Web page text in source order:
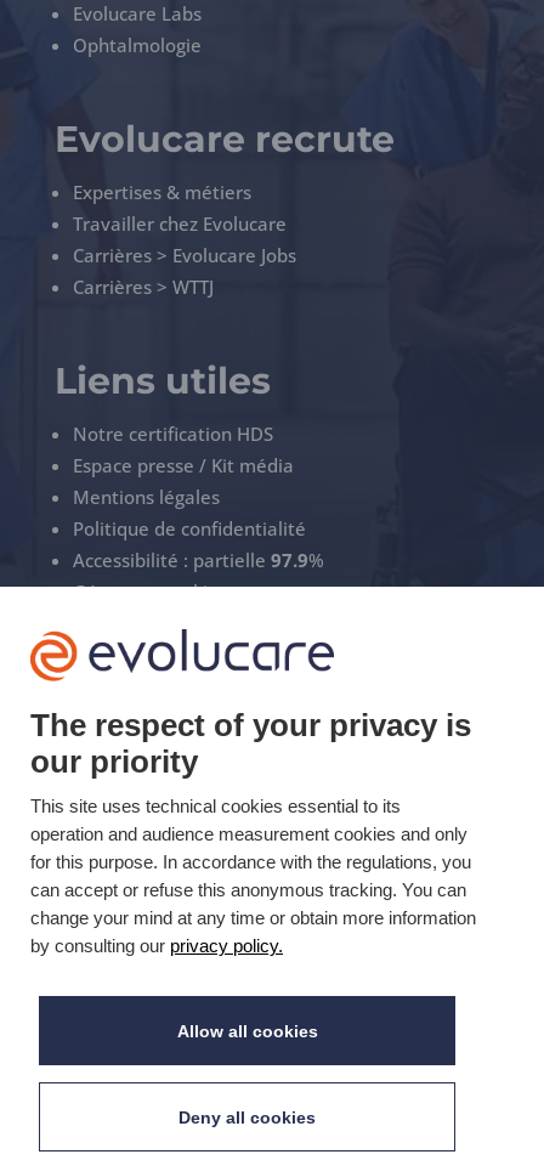
Evolucare Labs
Ophtalmologie
Evolucare recrute
Expertises & métiers
Travailler chez Evolucare
Carrières > Evolucare Jobs
Carrières > WTTJ
Liens utiles
Notre certification HDS
Espace presse / Kit média
Mentions légales
Politique de confidentialité
Accessibilité : partielle 97.9%
Gérez vos cookies
 +33(0)3 22 50 37 90
YOUTUBE
 LINKEDIN
Mis à jour le 30/10/2019 © Evolucare 2026
The respect of your privacy is
our priority
This site uses technical cookies essential to its
operation and audience measurement cookies and only
for this purpose. In accordance with the regulations, you
can accept or refuse this anonymous tracking. You can
change your mind at any time or obtain more information
by consulting our privacy policy.
Allow all cookies
Deny all cookies